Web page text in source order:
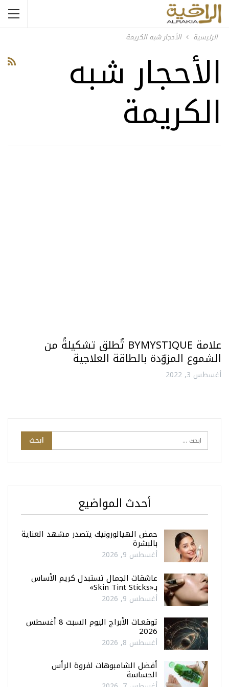
الرئيسية الأحجار شبه الكريمة
الأحجار شبه
الكريمة
علامة BYMYSTIQUE تُطلق تشكيلةً من
الشموع المزوّدة بالطاقة العلاجية
أغسطس 3, 2022
أحدث المواضيع
حمض الهيالورونيك يتصدر مشهد العناية
بالبشرة
أغسطس 9, 2026
عاشقات الجمال تستبدل كريم الأساس
بـ«Skin Tint Sticks»
أغسطس 9, 2026
توقعـات الأبراج اليوم السبت 8 أغسطس
2026
أغسطس 8, 2026
أفضل الشامبوهات لفروة الرأس
الحساسة